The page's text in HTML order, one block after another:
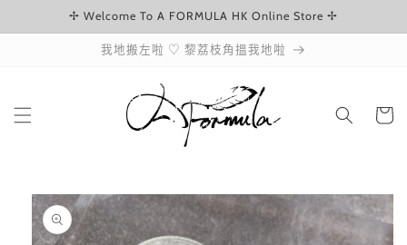
跳至內容✢ Welcome To A FORMULA HK Online Store ✢
我地搬左啦 ♡ 黎荔枝角搵我地啦
物
略過產品
資訊